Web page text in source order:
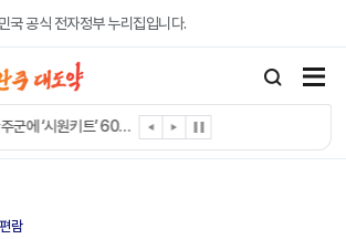
국 공식 전자정부 누리집입니다.
완주 청소년, 삼성 임직원 만나 미래 진로 그린다
전북은행, 완주군에 ‘시원키트’ 60세트 기탁
㈜새눈, 완주군에 성금 1,000만 원 기탁
람